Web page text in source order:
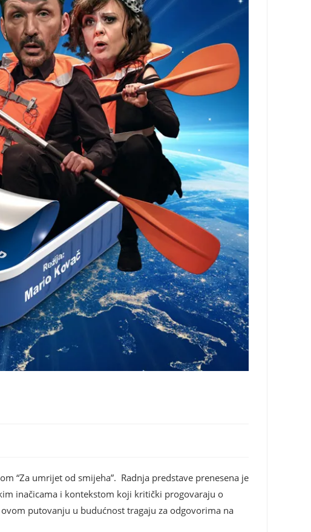
“Za umrijet od smijeha”. Radnja predstave prenesena je
inačicama i kontekstom koji kritički progovaraju o
putovanju u budućnost tragaju za odgovorima na